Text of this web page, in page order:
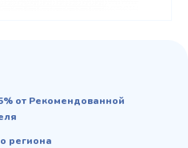
от Рекомендованной
региона